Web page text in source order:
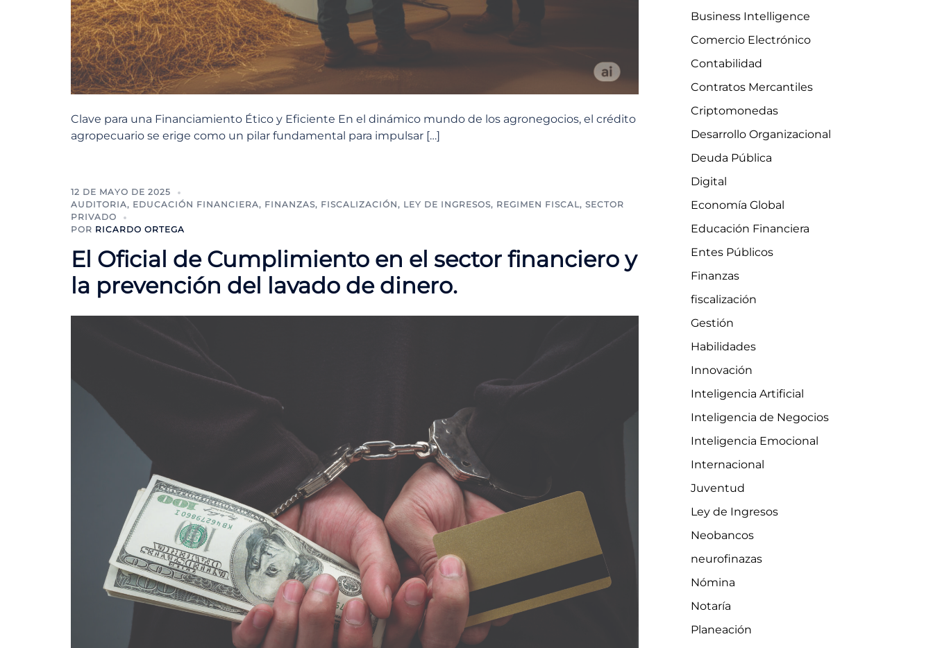
Clave para una Financiamiento Ético y Eficiente En el dinámico mundo de los agronegocios, el crédito
agropecuario se erige como un pilar fundamental para impulsar […]
12 DE MAYO DE 2025
AUDITORIA, EDUCACIÓN FINANCIERA, FINANZAS, FISCALIZACIÓN, LEY DE INGRESOS, REGIMEN FISCAL, SECTOR
PRIVADO
POR RICARDO ORTEGA
El Oficial de Cumplimiento en el sector financiero y
la prevención del lavado de dinero.
Business Intelligence
Comercio Electrónico
Contabilidad
Contratos Mercantiles
Criptomonedas
Desarrollo Organizacional
Deuda Pública
Digital
Economía Global
Educación Financiera
Entes Públicos
Finanzas
fiscalización
Gestión
Habilidades
Innovación
Inteligencia Artificial
Inteligencia de Negocios
Inteligencia Emocional
Internacional
Juventud
Ley de Ingresos
Neobancos
neurofinazas
Nómina
Notaría
Planeación